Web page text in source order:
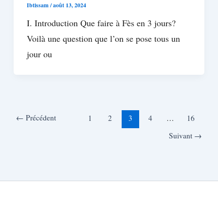
Ibtissam/août 13, 2024
I. Introduction Que faire à Fès en 3 jours?
Voilà une question que l’on se pose tous un
jour ou
← Précédent 1 2 3 4 …
16
Suivant →